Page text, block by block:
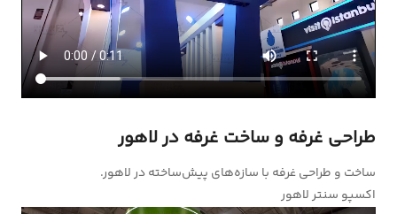
طراحی غرفه و ساخت غرفه در لاهور
ساخت و طراحی غرفه با سازه‌های پیش‌ساخته در لاهور.
اکسپو سنتر لاهور